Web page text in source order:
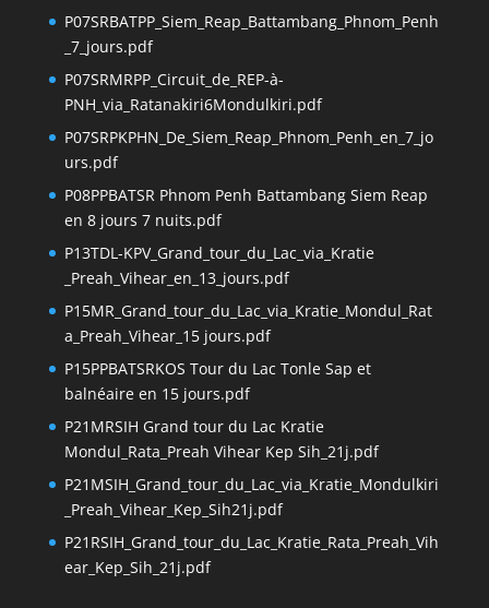
P07SRBATPP_Siem_Reap_Battambang_Phnom_Penh
_7_jours.pdf
P07SRMRPP_Circuit_de_REP-à-
PNH_via_Ratanakiri6Mondulkiri.pdf
P07SRPKPHN_De_Siem_Reap_Phnom_Penh_en_7_jo
urs.pdf
P08PPBATSR Phnom Penh Battambang Siem Reap
en 8 jours 7 nuits.pdf
P13TDL-KPV_Grand_tour_du_Lac_via_Kratie
_Preah_Vihear_en_13_jours.pdf
P15MR_Grand_tour_du_Lac_via_Kratie_Mondul_Rat
a_Preah_Vihear_15 jours.pdf
P15PPBATSRKOS Tour du Lac Tonle Sap et
balnéaire en 15 jours.pdf
P21MRSIH Grand tour du Lac Kratie
Mondul_Rata_Preah Vihear Kep Sih_21j.pdf
P21MSIH_Grand_tour_du_Lac_via_Kratie_Mondulkiri
_Preah_Vihear_Kep_Sih21j.pdf
P21RSIH_Grand_tour_du_Lac_Kratie_Rata_Preah_Vih
ear_Kep_Sih_21j.pdf